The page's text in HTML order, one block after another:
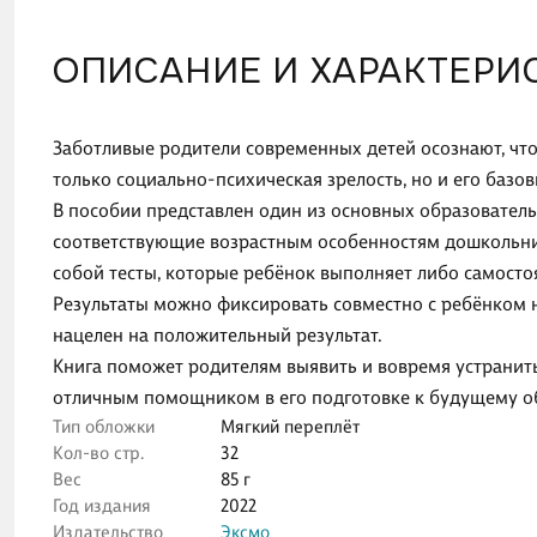
ОПИСАНИЕ И
Заботливые родители современных детей осознают,
только социально-психическая зрелость, но и его
В пособии представлен один из основных
соответствующие возрастным особенностям
собой тесты, которые ребёнок выполняет либо
Результаты можно фиксировать совместно с
нацелен на положительный результат.
Книга поможет родителям выявить и вовремя
отличным помощником в его подготовке к будущему
Тип обложки
Мягкий переплёт
Кол-во стр.
32
Вес
85 г
Год издания
2022
Издательство
Эксмо